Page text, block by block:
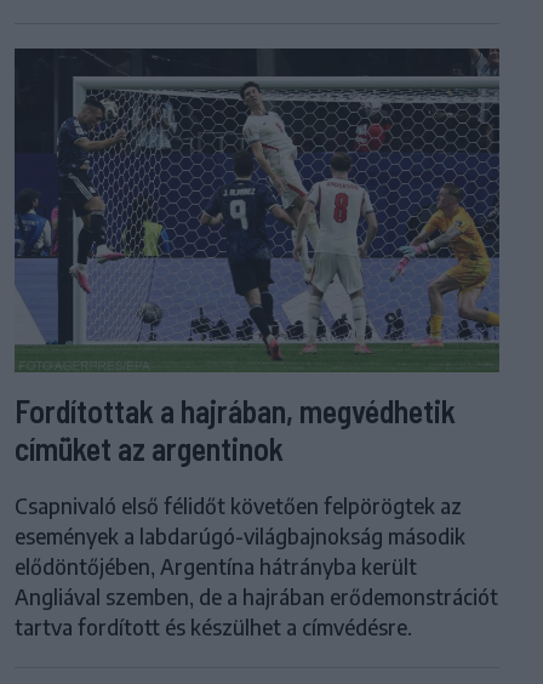
Fordítottak a hajrában, megvédhetik
címüket az argentinok
Csapnivaló első félidőt követően felpörögtek az
események a labdarúgó-világbajnokság második
elődöntőjében, Argentína hátrányba került
Angliával szemben, de a hajrában erődemonstrációt
tartva fordított és készülhet a címvédésre.